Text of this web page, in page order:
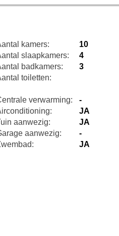
kamers:
10
slaapkamers:
4
badkamers:
3
toiletten:
verwarming:
-
JA
aanwezig:
JA
aanwezig:
-
JA